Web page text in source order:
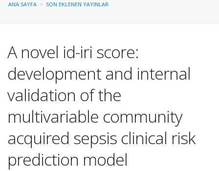
ANA SAYFA SON EKLENEN YAYINLAR
A novel id-iri score:
development and internal
validation of the
multivariable community
acquired sepsis clinical risk
prediction model